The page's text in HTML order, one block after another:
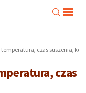
temperatura, czas suszenia,
czas